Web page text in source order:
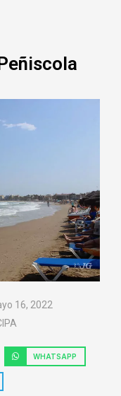
16, 2022
WHATSAPP